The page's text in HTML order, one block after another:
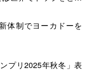
要の拡大を」
体制でヨーカドーを
プリ2025年秋冬」表